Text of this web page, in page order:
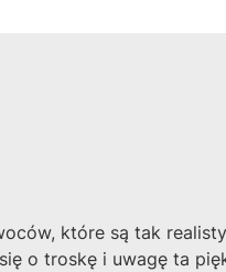
które są tak
o troskę i uwagę ta